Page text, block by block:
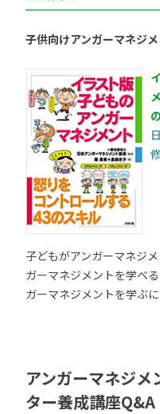
子供向けアンガーマネジ
子どもがアンガーマネジ
ガーマネジメントを学べ
ガーマネジメントを学ぶ
アンガーマネジメ
ター養成講座Q&A